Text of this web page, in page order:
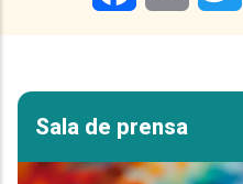
Sala de prensa